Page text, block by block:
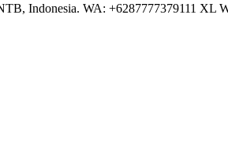
Indonesia. WA: +6287777379111 XL